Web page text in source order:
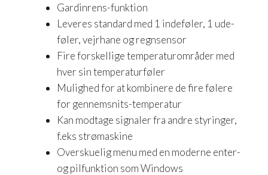
Gardinrens-funktion
Leveres standard med 1 indeføler, 1 ude-
føler, vejrhane og regnsensor
Fire forskellige temperaturområder med
hver sin temperaturføler
Mulighed for at kombinere de fire følere
for gennemsnits-temperatur
Kan modtage signaler fra andre styringer,
f.eks strømaskine
Overskuelig menu med en moderne enter-
og pilfunktion som Windows